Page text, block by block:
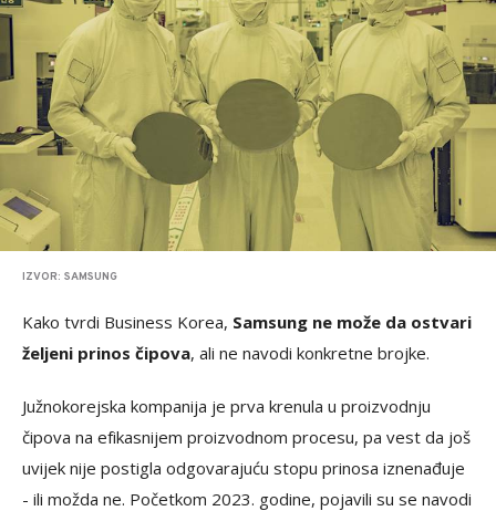
IZVOR: SAMSUNG
Kako tvrdi Business Korea, Samsung ne može da ostvari
željeni prinos čipova, ali ne navodi konkretne brojke.
Južnokorejska kompanija je prva krenula u proizvodnju
čipova na efikasnijem proizvodnom procesu, pa vest da još
uvijek nije postigla odgovarajuću stopu prinosa iznenađuje
- ili možda ne. Početkom 2023. godine, pojavili su se navodi